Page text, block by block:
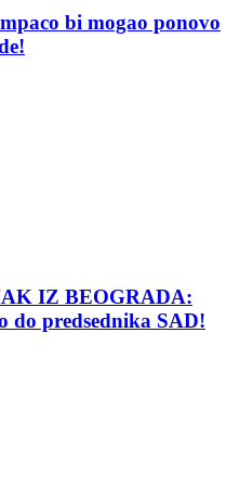
bi mogao ponovo
IZ BEOGRADA:
do predsednika SAD!